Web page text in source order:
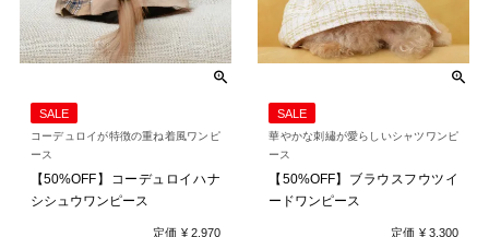
SALE
コーデュロイが特徴の重ね着風ワンピ
ース
【50%OFF】コーデュロイハナ
シシュウワンピース
定価 ¥ 2,970
SALE
華やかな刺繡が愛らしいシャツワンピ
ース
【50%OFF】ブラウスフウツイ
ードワンピース
定価 ¥ 3,300